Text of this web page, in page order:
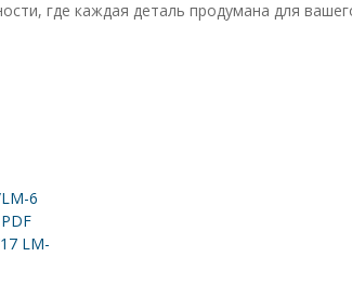
где каждая деталь продумана для
6
LM-